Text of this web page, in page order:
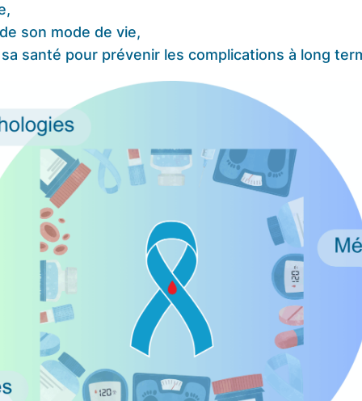
son mode de vie,
santé pour prévenir les complications à long